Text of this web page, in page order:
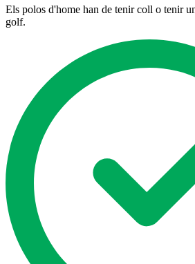
Els polos d'home han de tenir coll o tenir
golf.